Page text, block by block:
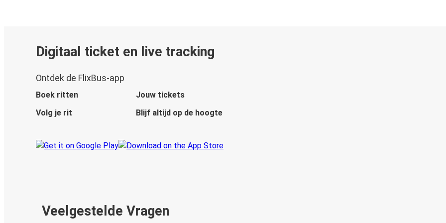
Digitaal ticket en live tracking
Ontdek de FlixBus-app
Boek ritten
Jouw tickets
Volg je rit
Blijf altijd op de hoogte
Veelgestelde Vragen